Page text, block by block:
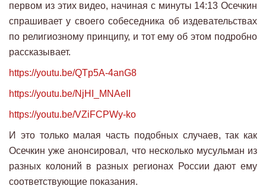
первом из этих видео, начиная с минуты 14:13 Осечкин
спрашивает у своего собеседника об издевательствах
по религиозному принципу, и тот ему об этом подробно
рассказывает.
https://youtu.be/QTp5A-4anG8
https://youtu.be/NjHI_MNAeII
https://youtu.be/VZiFCPWy-ko
И это только малая часть подобных случаев, так как
Осечкин уже анонсировал, что несколько мусульман из
разных колоний в разных регионах России дают ему
соответствующие показания.